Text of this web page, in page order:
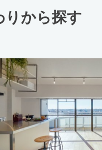
りから探す